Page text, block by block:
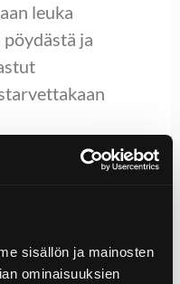
sisällön ja mainosten
ominaisuuksien
leuka
ja
ja
esimerkiksi
kiskon voi